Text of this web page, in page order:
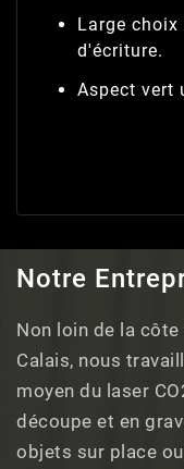
Large
d'écriture.
Aspect vert
Notre
Non loin de la
Calais, nous
moyen du laser
découpe et en
objets sur place